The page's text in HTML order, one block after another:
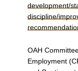
development/
discipline/
OAH
Employment